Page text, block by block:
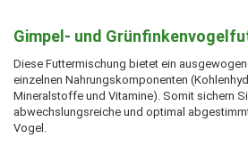
Gimpel- und
Diese Futtermischung bietet ein
einzelnen Nahrungskomponenten
Mineralstoffe und Vitamine). Somit sichern
abwechslungsreiche und optimal
Vogel.